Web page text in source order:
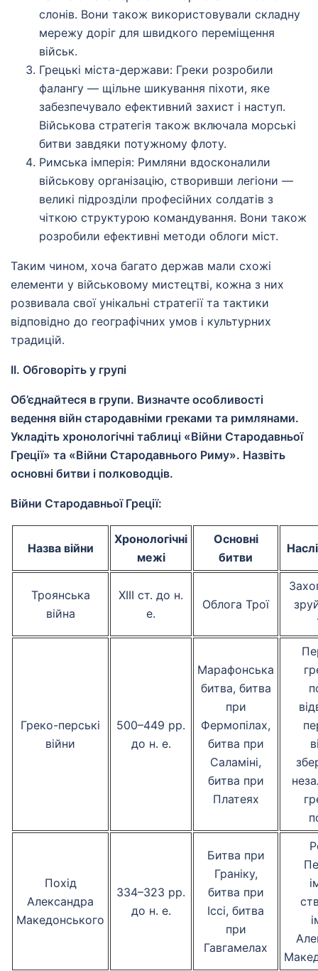
слонів. Вони також використовували складну
мережу доріг для швидкого переміщення
військ.
Грецькі міста-держави: Греки розробили
фалангу — щільне шикування піхоти, яке
забезпечувало ефективний захист і наступ.
Військова стратегія також включала морські
битви завдяки потужному флоту.
Римська імперія: Римляни вдосконалили
військову організацію, створивши легіони —
великі підрозділи професійних солдатів з
чіткою структурою командування. Вони також
розробили ефективні методи облоги міст.
Таким чином, хоча багато держав мали схожі
елементи у військовому мистецтві, кожна з них
розвивала свої унікальні стратегії та тактики
відповідно до географічних умов і культурних
традицій.
II. Обговоріть у групі
Об’єднайтеся в групи. Визначте особливості
ведення війн стародавніми греками та римлянами.
Укладіть хронологічні таблиці «Війни Стародавньої
Греції» та «Війни Стародавнього Риму». Назвіть
основні битви і полководців.
Війни Стародавньої Греції:
Назва війни
Хронологічні
межі
Основні
битви
Троянська
війна
XIII ст. до н.
е.
Облога Трої
Греко-перські
війни
500–449 рр.
до н. е.
Марафонська
битва, битва
при
Фермопілах,
битва при
Саламіні,
битва при
Платеях
Похід
Александра
Македонського
334–323 рр.
до н. е.
Битва при
Граніку,
битва при
Іссі, битва
при
Гавгамелах